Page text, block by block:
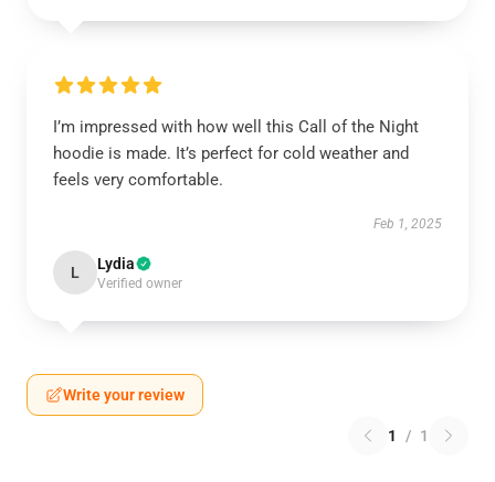
I’m impressed with how well this Call of the Night
hoodie is made. It’s perfect for cold weather and
feels very comfortable.
Feb 1, 2025
L Lydia
Verified owner
Write your review
1 / 1